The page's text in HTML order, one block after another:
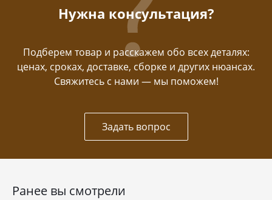
Нужна консультация?
Подберем товар и расскажем обо всех деталях:
ценах, сроках, доставке, сборке и других нюансах.
Свяжитесь с нами — мы поможем!
Задать вопрос
Ранее вы смотрели